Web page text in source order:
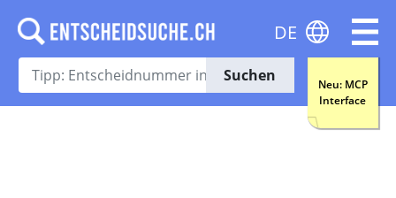
Suchen
Neu: MCP
Interface
DE